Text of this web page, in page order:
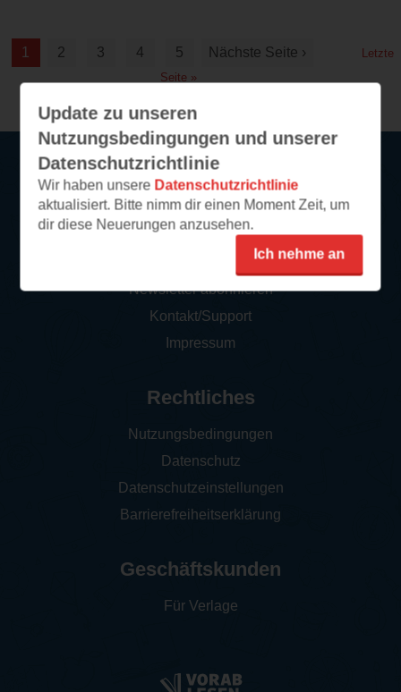
1 2 3 4 5 Nächste Seite ›
Letzte
Seite »
Update zu unseren
Nutzungsbedingungen und unserer
Datenschutzrichtlinie
Wir haben unsere Datenschutzrichtlinie
aktualisiert. Bitte nimm dir einen Moment Zeit, um
dir diese Neuerungen anzusehen.
Ich nehme an
Service
So funktioniert‘s
Newsletter abonnieren
Kontakt/Support
Impressum
Rechtliches
Nutzungsbedingungen
Datenschutz
Datenschutzeinstellungen
Barrierefreiheitserklärung
Geschäftskunden
Für Verlage